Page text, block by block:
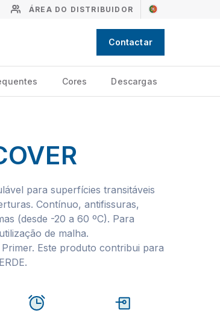
ÁREA DO DISTRIBUIDOR
Contactar
Cores Descargas
para superfícies transitáveis
Contínuo, antifissuras,
(desde -20 a 60 ºC). Para
de malha.
Este produto contribui para